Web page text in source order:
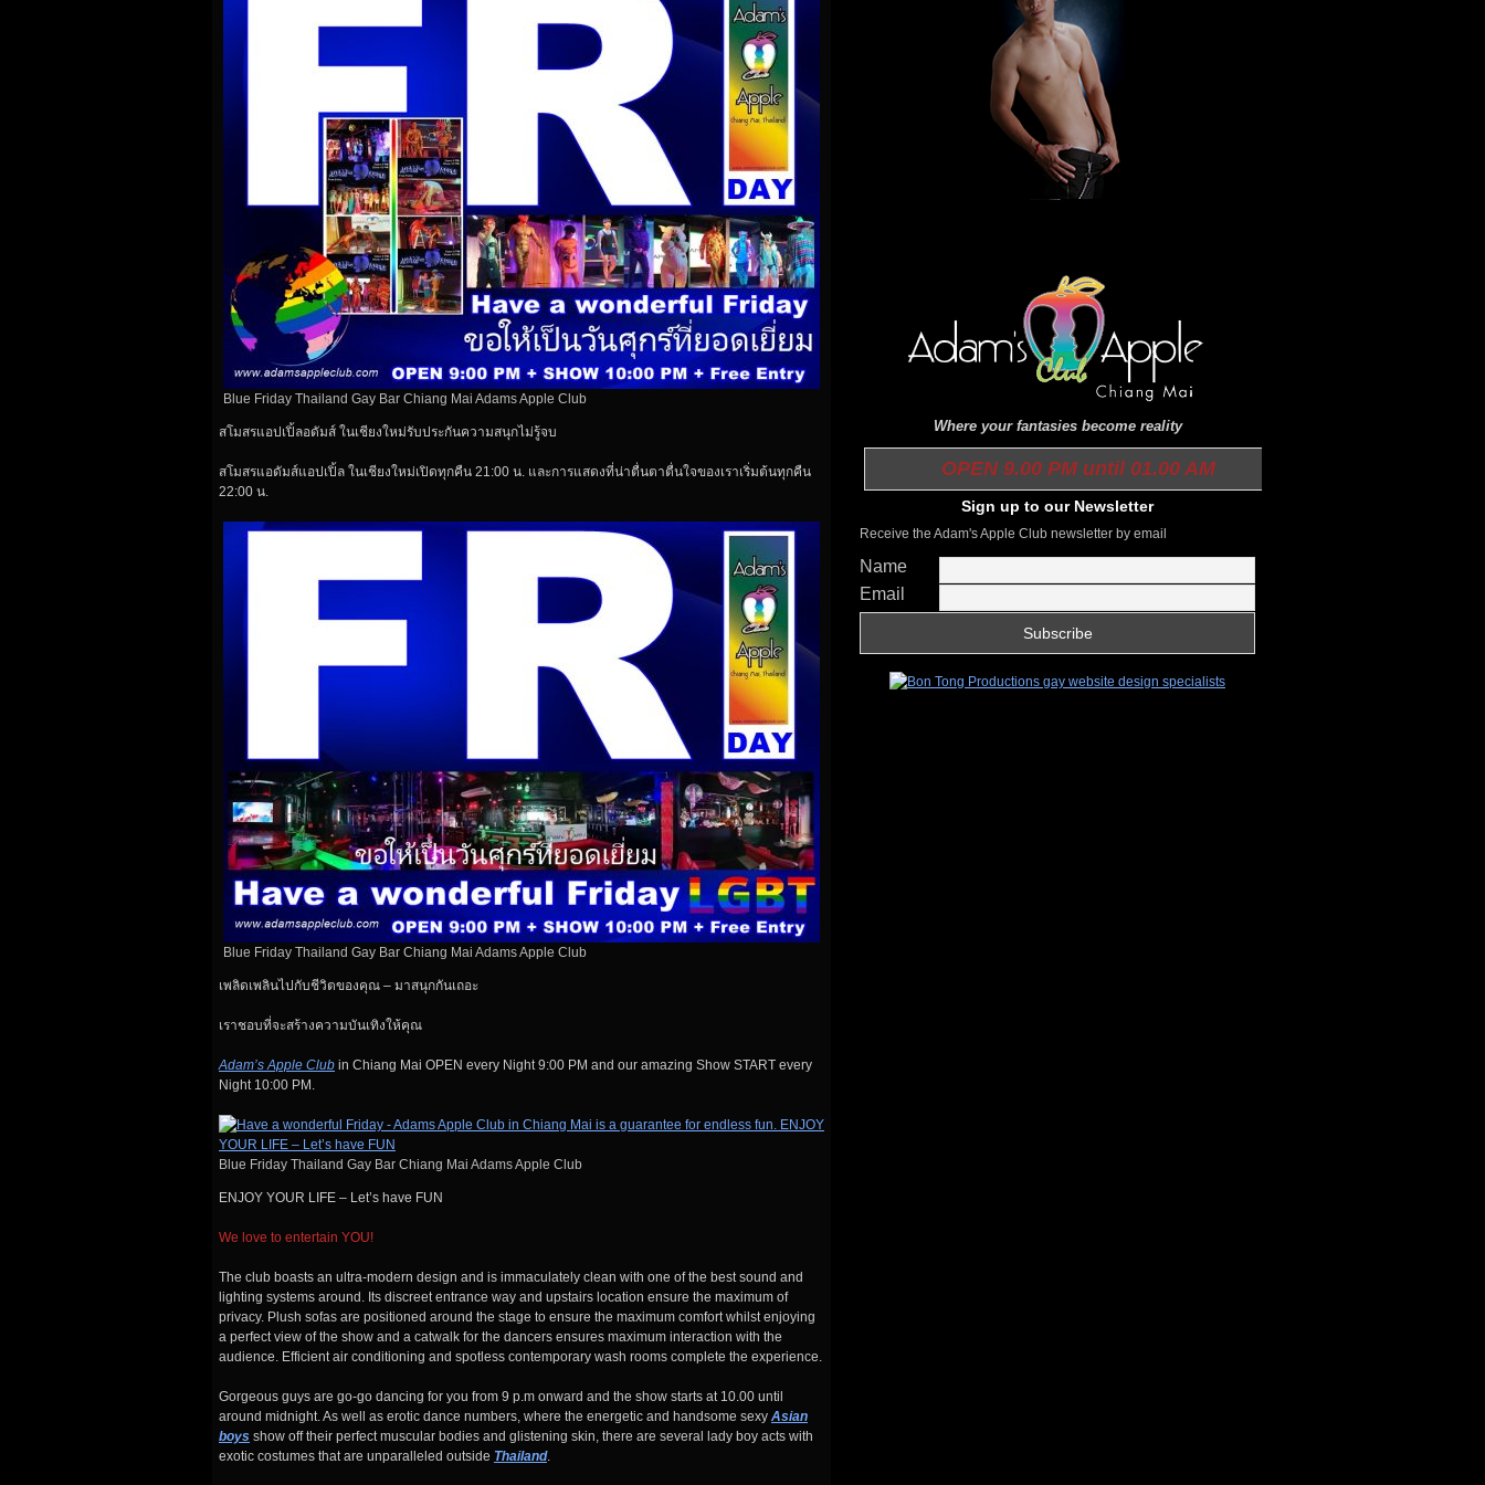
Blue Friday Thailand Gay Bar Chiang Mai Adams Apple Club
สโมสรแอปเปิ้ลอดัมส์ ในเชียงใหม่รับประกันความสนุกไม่รู้จบ
สโมสรแอดัมส์แอปเปิ้ล ในเชียงใหม่เปิดทุกคืน 21:00 น. และการแสดงที่น่าตื่นตาตื่นใจของเราเริ่มต้นทุกคืน
22:00 น.
Blue Friday Thailand Gay Bar Chiang Mai Adams Apple Club
เพลิดเพลินไปกับชีวิตของคุณ – มาสนุกกันเถอะ
เราชอบที่จะสร้างความบันเทิงให้คุณ
Adam’s Apple Club in Chiang Mai OPEN every Night 9:00 PM and our amazing Show START every
Night 10:00 PM.
Blue Friday Thailand Gay Bar Chiang Mai Adams Apple Club
ENJOY YOUR LIFE – Let’s have FUN
We love to entertain YOU!
The club boasts an ultra-modern design and is immaculately clean with one of the best sound and
lighting systems around. Its discreet entrance way and upstairs location ensure the maximum of
privacy. Plush sofas are positioned around the stage to ensure the maximum comfort whilst enjoying
a perfect view of the show and a catwalk for the dancers ensures maximum interaction with the
audience. Efficient air conditioning and spotless contemporary wash rooms complete the experience.
Gorgeous guys are go-go dancing for you from 9 p.m onward and the show starts at 10.00 until
around midnight. As well as erotic dance numbers, where the energetic and handsome sexy Asian
boys show off their perfect muscular bodies and glistening skin, there are several lady boy acts with
exotic costumes that are unparalleled outside Thailand.
Where your fantasies become reality
OPEN 9.00 PM until 01.00 AM
Sign up to our Newsletter
Receive the Adam's Apple Club newsletter by email
Name
Email